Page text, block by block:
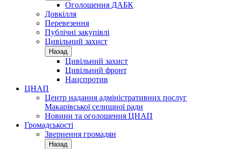
Оголошення ДАБК
Довкілля
Перевезення
Публічні закупівлі
Цивільний захист
Назад
Цивільний захист
Цивільний фронт
Нацспротив
ЦНАП
Центр надання адміністративних послуг
Макарівської селищної ради
Новини та оголошення ЦНАП
Громадськості
Звернення громадян
Назад